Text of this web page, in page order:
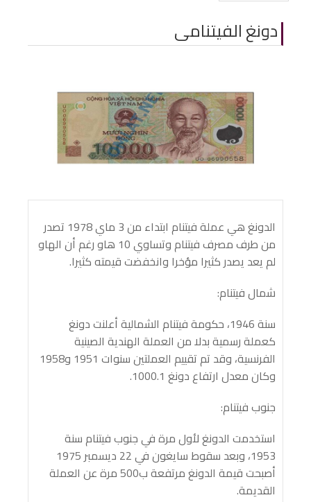
دونغ الفيتنامى
الدونغ هي عملة فيتنام ابتداء من 3 ماي 1978 تصدر
من طرف مصرف فيتنام وتساوي 10 هاو رغم أن الهاو
لم يعد يصدر كثيرا مؤخرا وانخفضت قيمته كثيرا.
شمال فيتنام:
سنة 1946، حكومة فيتنام الشمالية أعلنت دونغ
كعملة رسمية بدلا من العملة الهندية الصينية
الفرنسية، وقد تم تقييم العملتين سنوات 1951 و1958
وكان معدل ارتفاع دونغ 1000.1.
جنوب فيتنام:
استخدمت الدونغ لأول مرة في جنوب فيتنام سنة
1953، وبعد سقوط سايغون في 22 ديسمبر 1975
أصبحت قيمة الدونغ مرتفعة ب500 مرة عن العملة
القديمة.